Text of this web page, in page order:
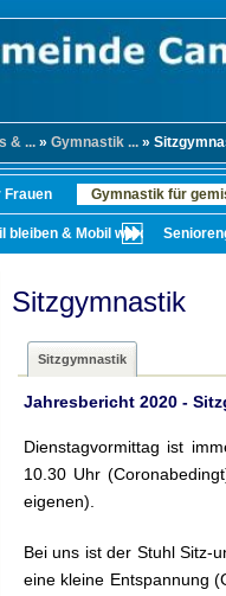
& ... » Gymnastik ... »
Frauen Gymnastik für
bleiben & Mobil werden
Sitzgymnastik
Sitzgymnastik
Jahresbericht 2020 -
Dienstagvormittag ist
10.30 Uhr
eigenen).
Bei uns ist der Stuhl Sitz-
eine kleine Entspannung